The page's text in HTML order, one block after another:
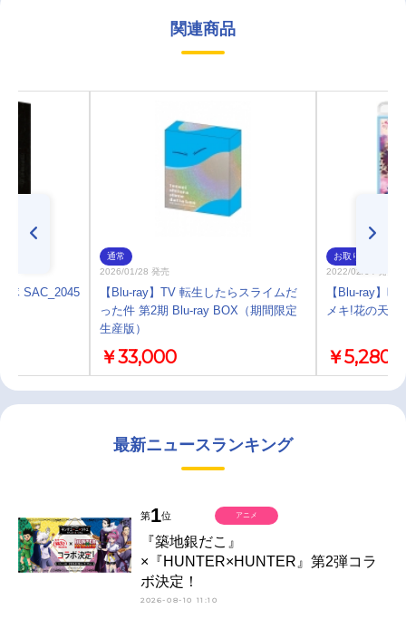
関連商品
隊 SAC_2045
通常
2026/01/28 発売
【Blu-ray】TV 転生したらスライムだ
った件 第2期 Blu-ray BOX（期間限定
生産版）
￥33,000
お取り寄せ
2022/02/04 発売
【Blu-ray】
メキ!花の天カ
￥5,280
最新ニュースランキング
第1位
『築地銀だこ』
×『HUNTER×HUNTER』第2弾コラ
ボ決定！
2026-08-10 11:10
アニメ